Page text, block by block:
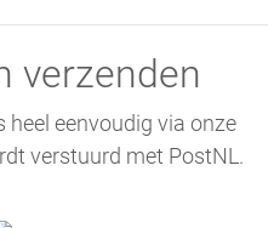
verzenden
heel eenvoudig via onze
verstuurd met PostNL.